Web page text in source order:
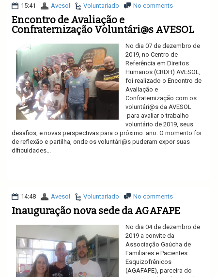
15:41 Avesol Voluntariado No comments
Encontro de Avaliação e
Confraternização Voluntári@s AVESOL
No dia 07 de dezembro de
2019, no Centro de
Referência em Direitos
Humanos (CRDH) AVESOL,
foi realizado o Encontro de
Avaliação e
Confraternização com os
voluntári@s da AVESOL
para avaliar o trabalho
voluntário de 2019, seus
desafios, e novas perspectivas para o próximo ano. O momento foi
de reflexão e partilha, onde os voluntári@s puderam expor suas
dificuldades...
14:48 Avesol Voluntariado No comments
Inauguração nova sede da AGAFAPE
No dia 04 de dezembro de
2019 a convite da
Associação Gaúcha de
Familiares e Pacientes
Esquizofrênicos
(AGAFAPE), parceira do